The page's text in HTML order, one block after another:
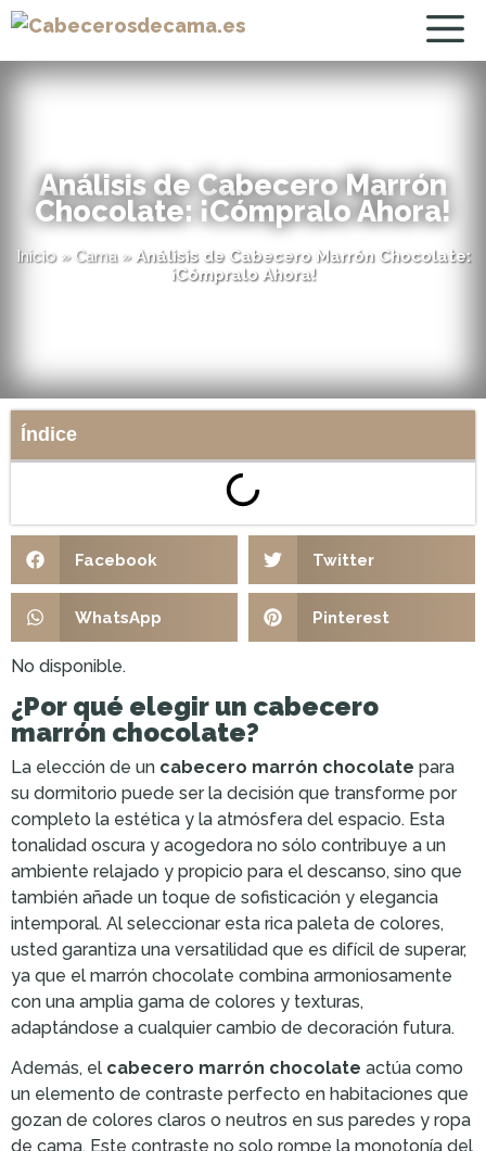
Análisis de Cabecero Marrón
Chocolate: ¡Cómpralo Ahora!
Inicio» Cama» Análisis de Cabecero Marrón Chocolate:
¡Cómpralo Ahora!
Índice
Facebook Twitter
WhatsApp Pinterest
No disponible.
¿Por qué elegir un cabecero
marrón chocolate?
La elección de un cabecero marrón chocolate para
su dormitorio puede ser la decisión que transforme por
completo la estética y la atmósfera del espacio. Esta
tonalidad oscura y acogedora no sólo contribuye a un
ambiente relajado y propicio para el descanso, sino que
también añade un toque de sofisticación y elegancia
intemporal. Al seleccionar esta rica paleta de colores,
usted garantiza una versatilidad que es difícil de superar,
ya que el marrón chocolate combina armoniosamente
con una amplia gama de colores y texturas,
adaptándose a cualquier cambio de decoración futura.
Además, el cabecero marrón chocolate actúa como
un elemento de contraste perfecto en habitaciones que
gozan de colores claros o neutros en sus paredes y ropa
de cama. Este contraste no solo rompe la monotonía del